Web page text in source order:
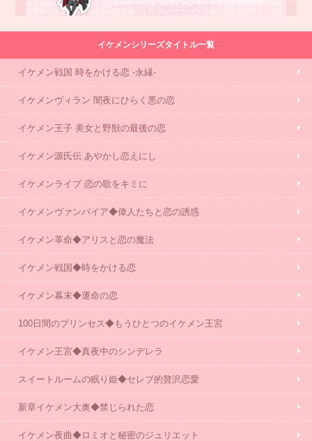
イケメンシリーズタイトル一覧
イケメン戦国 時をかける恋 -永縁-
イケメンヴィラン 闇夜にひらく悪の恋
イケメン王子 美女と野獣の最後の恋
イケメン源氏伝 あやかし恋えにし
イケメンライブ 恋の歌をキミに
イケメンヴァンパイア◆偉人たちと恋の誘惑
イケメン革命◆アリスと恋の魔法
イケメン戦国◆時をかける恋
イケメン幕末◆運命の恋
100日間のプリンセス◆もうひとつのイケメン王宮
イケメン王宮◆真夜中のシンデレラ
スイートルームの眠り姫◆セレブ的贅沢恋愛
新章イケメン大奥◆禁じられた恋
イケメン夜曲◆ロミオと秘密のジュリエット